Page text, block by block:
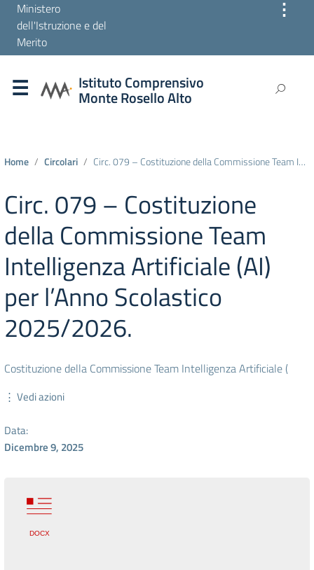
Ministero
dell'Istruzione e del
Merito
⋮
Istituto Comprensivo
Monte Rosello Alto
Home Circolari Circ. 079 – Costituzione della Commissione Team Intelligenza Artificiale (AI) per l’Anno Scolastico 2025/2026.
Circ. 079 – Costituzione
della Commissione Team
Intelligenza Artificiale (AI)
per l’Anno Scolastico
2025/2026.
Costituzione della Commissione Team Intelligenza Artificiale (
⋮ Vedi azioni
Data:
Dicembre 9, 2025